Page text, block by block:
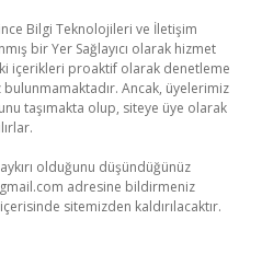
Bilgi Teknolojileri ve İletişim
bir Yer Sağlayıcı olarak hizmet
içerikleri proaktif olarak denetleme
Ancak, üyelerimiz
taşımakta olup, siteye üye olarak
olduğunu düşündüğünüz
adresine bildirmeniz
sitemizden kaldırılacaktır.